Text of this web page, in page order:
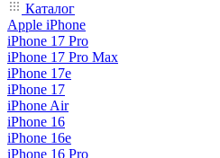
Каталог
Apple iPhone
iPhone 17 Pro
iPhone 17 Pro Max
iPhone 17e
iPhone 17
iPhone Air
iPhone 16
iPhone 16e
iPhone 16 Pro